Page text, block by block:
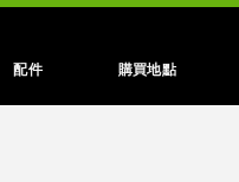
配件 購買地點